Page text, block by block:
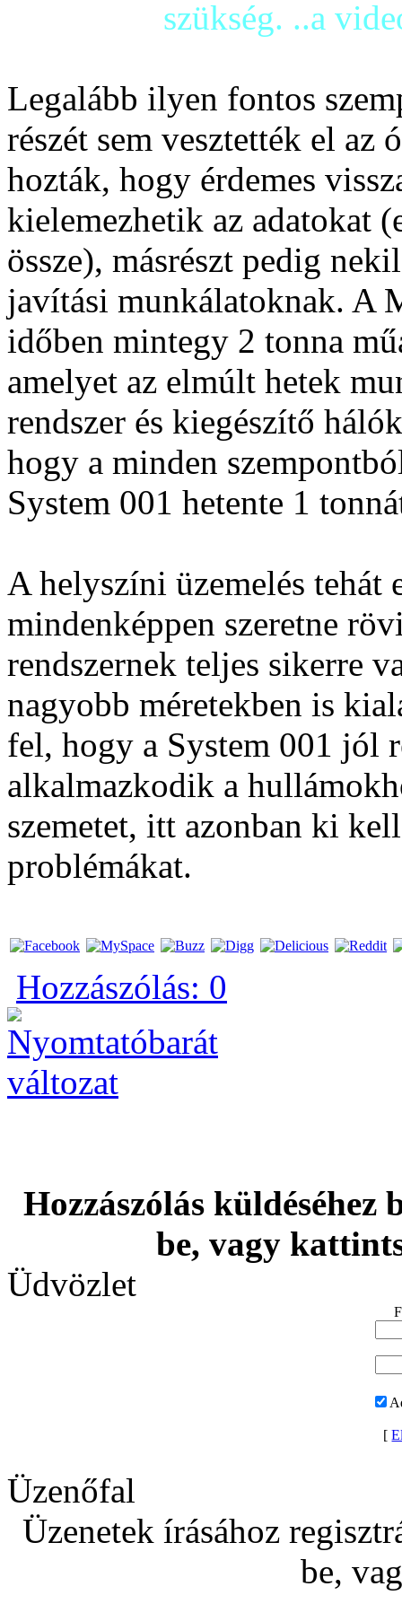
szükség. ..a
Legalább ilyen fontos
részét sem vesztették el az
hozták, hogy érdemes
kielemezhetik az adatokat
össze), másrészt pedig
javítási munkálatoknak. A
időben mintegy 2 tonna
amelyet az elmúlt hetek
rendszer és kiegészítő
hogy a minden
System 001 hetente 1
A helyszíni üzemelés tehát
mindenképpen szeretne
rendszernek teljes sikerre
nagyobb méretekben is
fel, hogy a System 001 jól
alkalmazkodik a
szemetet, itt azonban ki
problémákat.
Hozzászólás: 0
Hozzászólás küldéséhez
be, vagy
Üdvözlet
[
Üzenőfal
Üzenetek írásához
be,